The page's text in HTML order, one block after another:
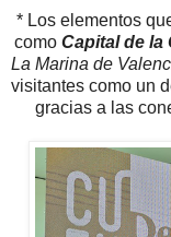
* Los elementos
como Capital de la
La Marina de
visitantes como un
gracias a las